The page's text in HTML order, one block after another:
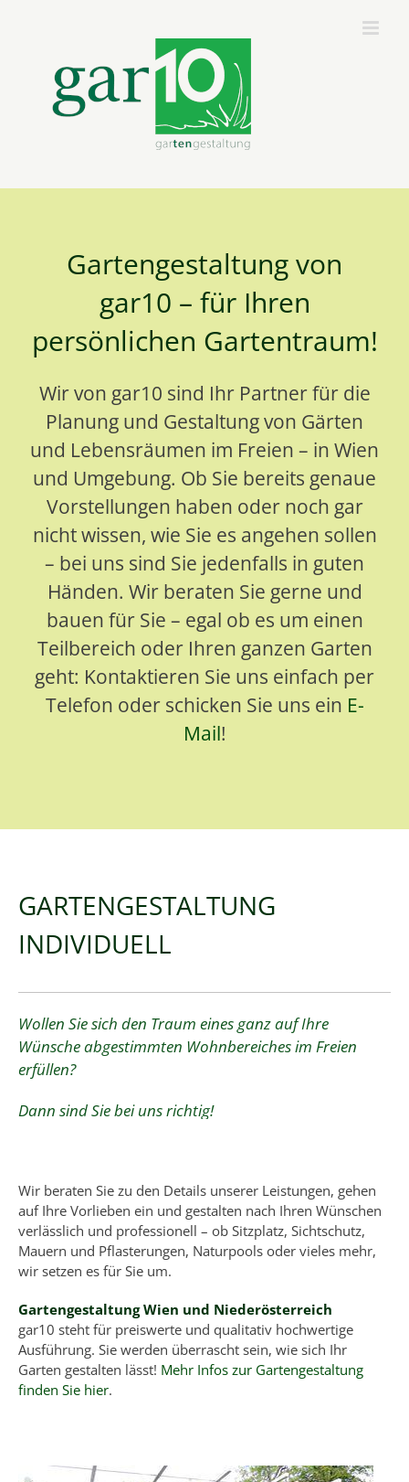
Gartengestaltung von
gar10 – für Ihren
persönlichen Gartentraum!
Wir von gar10 sind Ihr Partner für die
Planung und Gestaltung von Gärten
und Lebensräumen im Freien – in Wien
und Umgebung. Ob Sie bereits genaue
Vorstellungen haben oder noch gar
nicht wissen, wie Sie es angehen sollen
– bei uns sind Sie jedenfalls in guten
Händen. Wir beraten Sie gerne und
bauen für Sie – egal ob es um einen
Teilbereich oder Ihren ganzen Garten
geht: Kontaktieren Sie uns einfach per
Telefon oder schicken Sie uns ein E-
Mail!
GARTENGESTALTUNG
INDIVIDUELL
Wollen Sie sich den Traum eines ganz auf Ihre
Wünsche abgestimmten Wohnbereiches im Freien
erfüllen?
Dann sind Sie bei uns richtig!
Wir beraten Sie zu den Details unserer Leistungen, gehen
auf Ihre Vorlieben ein und gestalten nach Ihren Wünschen
verlässlich und professionell – ob Sitzplatz, Sichtschutz,
Mauern und Pflasterungen, Naturpools oder vieles mehr,
wir setzen es für Sie um.
Gartengestaltung Wien und Niederösterreich
gar10 steht für preiswerte und qualitativ hochwertige
Ausführung. Sie werden überrascht sein, wie sich Ihr
Garten gestalten lässt! Mehr Infos zur Gartengestaltung
finden Sie hier.